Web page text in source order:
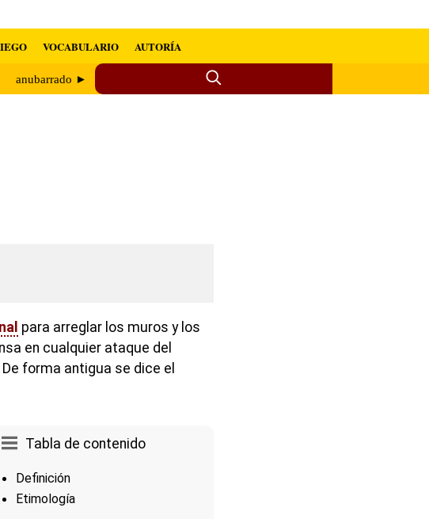
VOCABULARIO AUTORÍA
anubarrado ►
para arreglar los muros y los
en cualquier ataque del
forma antigua se dice el
Tabla de contenido
Definición
Etimología